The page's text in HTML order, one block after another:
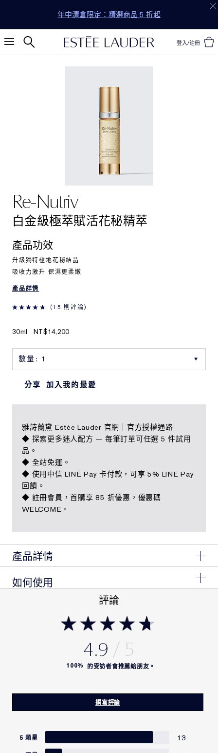
年中清倉限定：精選商品 5 折起
登入/註冊
Re-Nutriv
白金級極萃賦活花秘精萃
產品功效
升級獨特極地花秘結晶
吸收力激升 保濕更柔嫩
產品詳情
15 則評論
30ml NT$14,200
分享 加入我的最愛
雅詩蘭黛 Estée Lauder 官網｜官方授權通路
◆ 探索更多迷人配方 — 每筆訂單可任選 5 件試用
品。
◆ 全站免運。
◆ 使用中信 LINE Pay 卡付款，可享 5% LINE Pay
回饋。
◆ 註冊會員，首購享 85 折優惠，優惠碼
WELCOME。
產品詳情
1.升級獨特油包水質地
獨特「花秘結晶」更精準掌握黃金油水比例，吸收力全面
2.雅詩蘭黛第1瓶萃取喜馬拉雅極地冰晶花，萃取出珍稀
3.獨家導入「不凋花賦活科技」，掌握肌膚修護黃金期，
打造彈嫩肌膚的巔峰
如何使用
清潔肌膚後，取適量塗抹於臉部與頸部並避開眼周。
評論
4.9
撰寫評論
100% 的受訪者會推薦給朋友。
5 顆星 13